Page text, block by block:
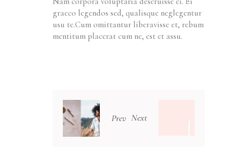
graeco legendos sed, qualisque neglegentur
usu te.Cum omittantur liberavisse et, rebum
mentitum placerat cum ne, est et assu.
Prev Next